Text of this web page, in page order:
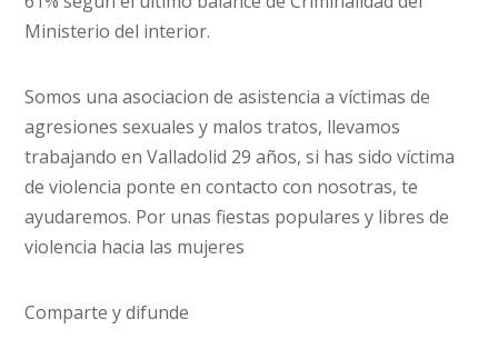
Ministerio del interior.
Somos una asociacion de asistencia a víctimas de
agresiones sexuales y malos tratos, llevamos
trabajando en Valladolid 29 años, si has sido víctima
de violencia ponte en contacto con nosotras, te
ayudaremos. Por unas fiestas populares y libres de
violencia hacia las mujeres
Comparte y difunde